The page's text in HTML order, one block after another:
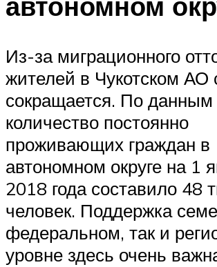
Из-за миграционного
жителей в Чукотском АО
сокращается. По данным
количество постоянно
проживающих граждан в
автономном округе на 1
2018 года составило 48
человек. Поддержка
федеральном, так и
уровне здесь очень